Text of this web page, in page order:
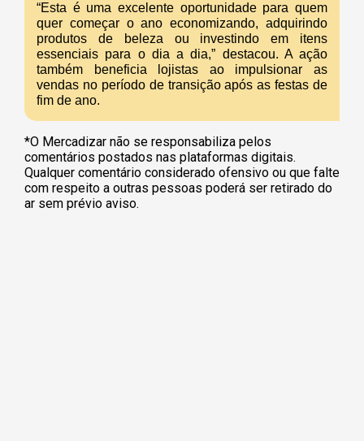
“Esta é uma excelente oportunidade para quem
quer começar o ano economizando, adquirindo
produtos de beleza ou investindo em itens
essenciais para o dia a dia,” destacou. A ação
também beneficia lojistas ao impulsionar as
vendas no período de transição após as festas de
fim de ano.
*O Mercadizar não se responsabiliza pelos
comentários postados nas plataformas digitais.
Qualquer comentário considerado ofensivo ou que falte
com respeito a outras pessoas poderá ser retirado do
ar sem prévio aviso.